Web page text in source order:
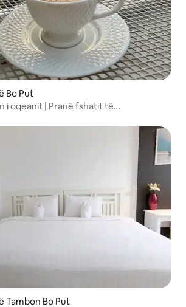
Bo Put
i oqeanit | Pranë fshatit të
Tambon Bo Put